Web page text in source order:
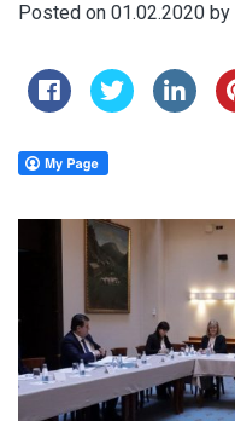
Posted on 01.02.2020 by